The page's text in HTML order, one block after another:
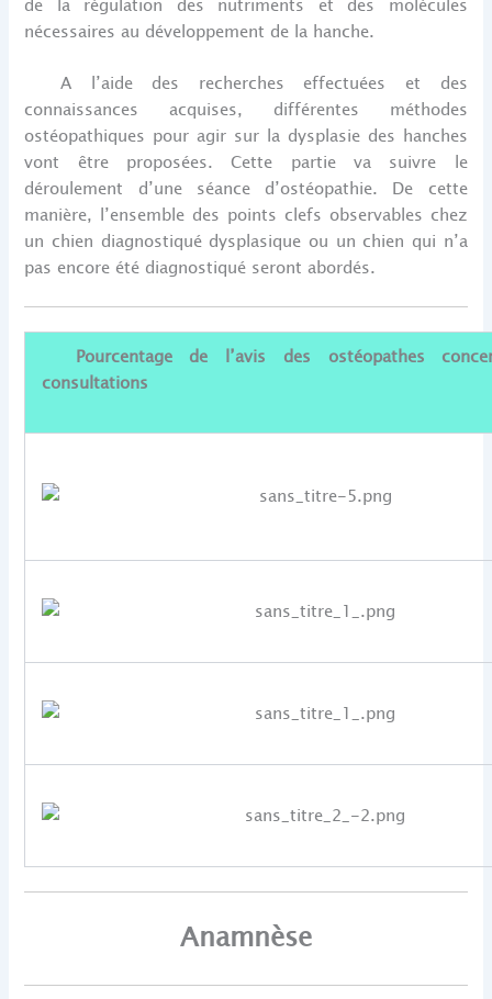
de la régulation des nutriments et des molécules
nécessaires au développement de la hanche.
A l’aide des recherches effectuées et des
connaissances acquises, différentes méthodes
ostéopathiques pour agir sur la dysplasie des hanches
vont être proposées. Cette partie va suivre le
déroulement d’une séance d’ostéopathie. De cette
manière, l’ensemble des points clefs observables chez
un chien diagnostiqué dysplasique ou un chien qui n’a
pas encore été diagnostiqué seront abordés.
Pourcentage de l’avis des ostéopathes
consultations
Anamnèse